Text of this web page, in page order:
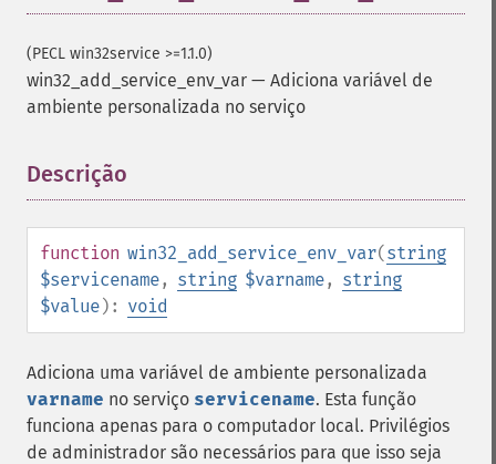
(PECL win32service >=1.1.0)
win32_add_service_env_var — Adiciona variável ​​de
ambiente personalizada no serviço
Descrição
function win32_add_service_env_var(string
$servicename, string $varname, string
$value): void
Adiciona uma variável de ambiente personalizada
varname no serviço servicename. Esta função
funciona apenas para o computador local. Privilégios
de administrador são necessários para que isso seja